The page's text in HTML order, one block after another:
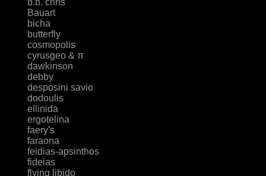
Bauart
bicha
butterfly
cosmopolis
cyrusgeo & π
dawkinson
debby
desposini savio
dodoulis
ellinida
ergotelina
faery's
faraona
feidias-apsinthos
fideias
flying libido